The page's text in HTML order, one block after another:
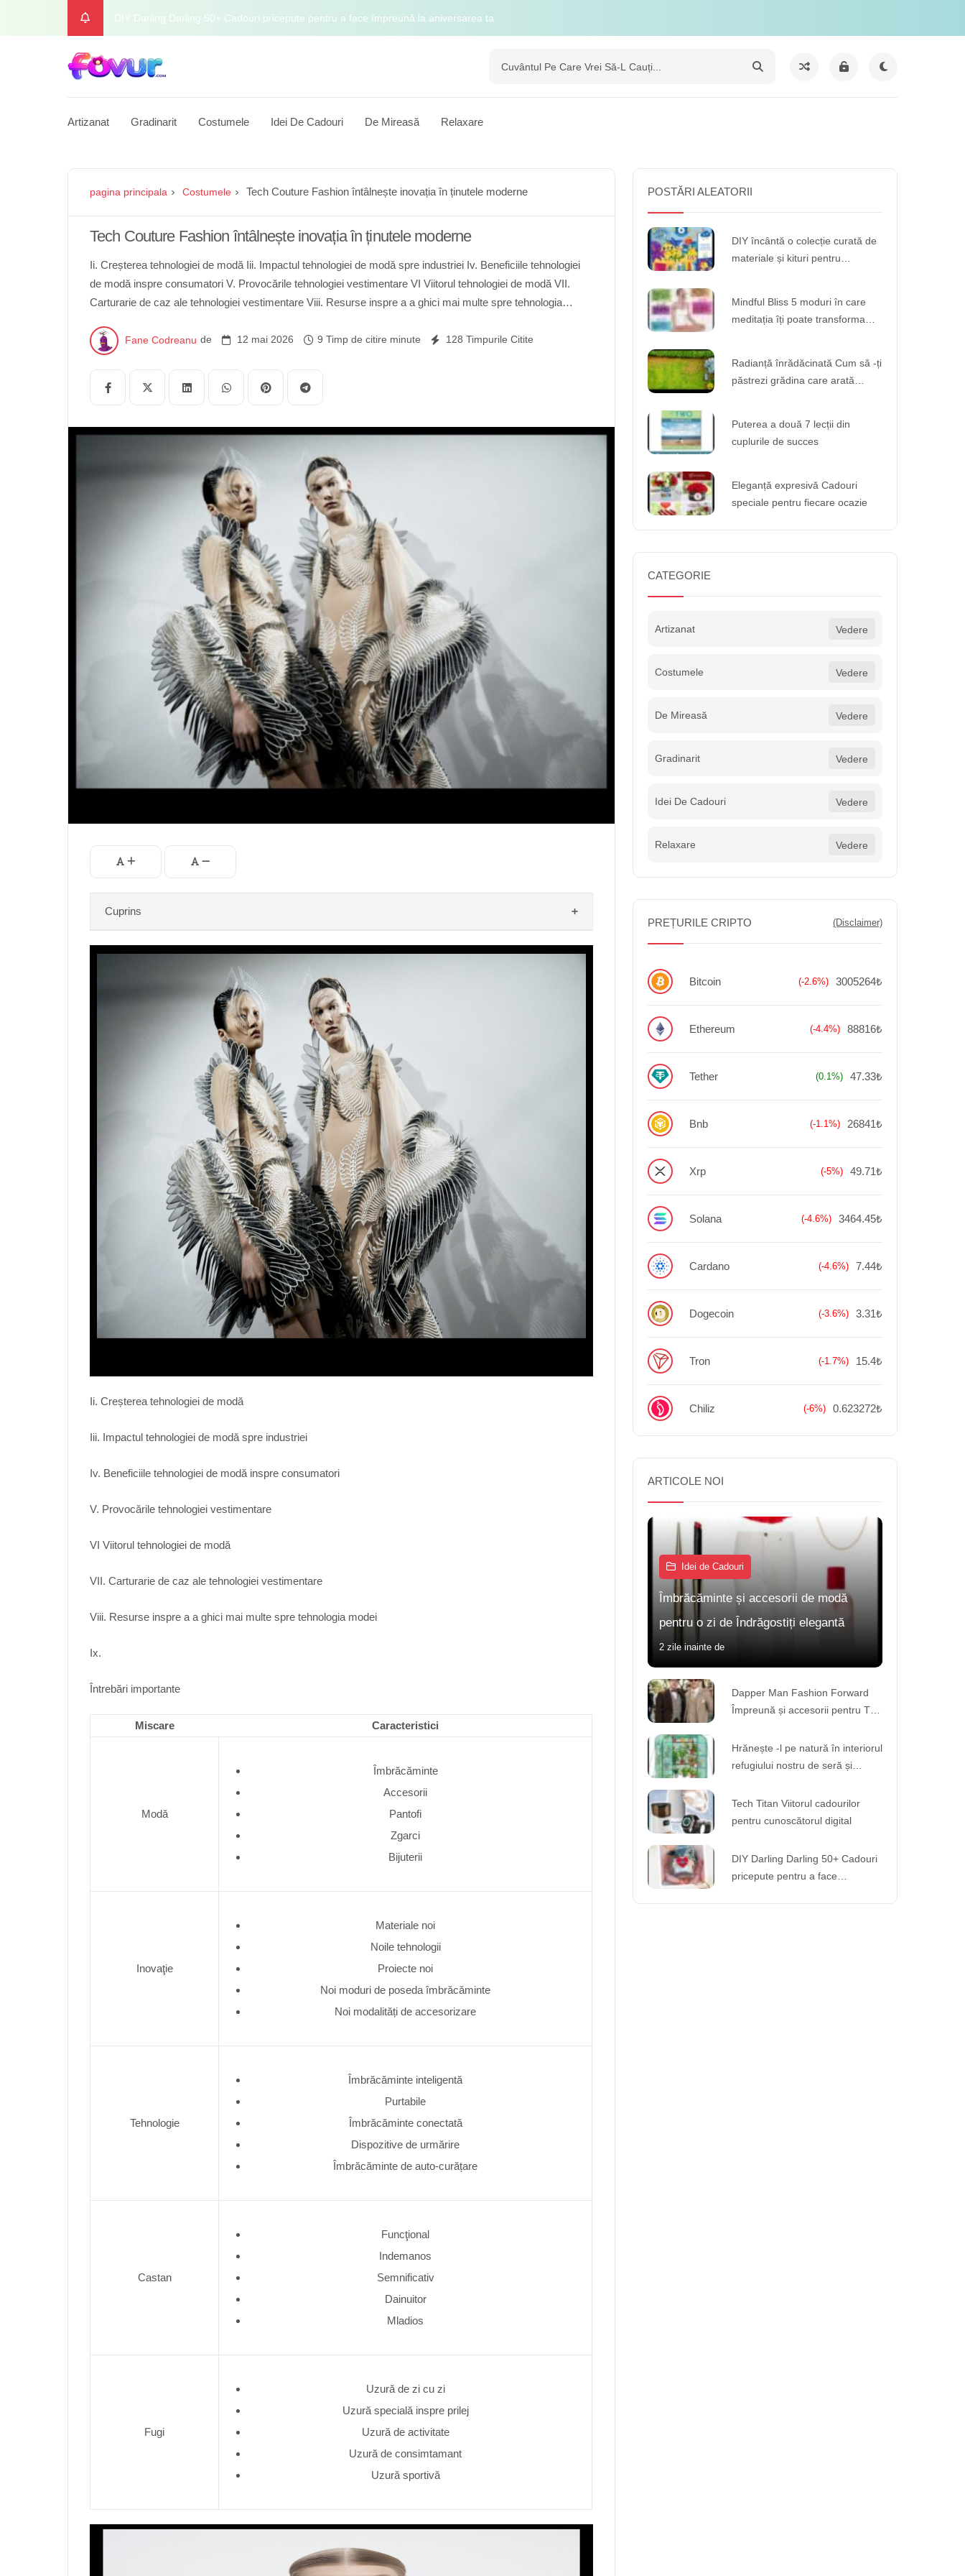
Îmbrăcăminte și accesorii de modă pentru o zi de Îndrăgostiți elegantă
Tech Titan Viitorul cadourilor pentru cunoscătorul digital
Artizanat Gradinarit Costumele Idei De Cadouri De Mireasă Relaxare
pagina principala Costumele Tech Couture Fashion întâlnește inovația în ținutele moderne
Tech Couture Fashion întâlnește inovația în ținutele moderne
Ii. Creșterea tehnologiei de modă Iii. Impactul tehnologiei de modă spre industriei Iv. Beneficiile tehnologiei
de modă inspre consumatori V. Provocările tehnologiei vestimentare VI Viitorul tehnologiei de modă VII.
Carturarie de caz ale tehnologiei vestimentare Viii. Resurse inspre a a ghici mai multe spre tehnologia
Inovaţie Materiale noi Noile tehnologii Proiecte noi Noi moduri de poseda îmbrăcăminte Noi modalități de
accesorizare Tehnologie Îmbrăcăminte inteligentă Purtabile Îmbrăcăminte conectată Dispozitive de urmărire
zi cu zi Uzură specială inspre prilej Uzură de activitate Uzură de consimtamant Uzură sportivă Ii. Creșterea
datorează unui număr de factori, inclusiv popularității din ce în ce mai laudare a tehnologiei purtabile,
cererea din ce în ce mai […]
Fane Codreanu de 12 mai 2026 9 Timp de citire minute 128 Timpurile Citite
Cuprins
Ii. Creșterea tehnologiei de modă
Iii. Impactul tehnologiei de modă spre industriei
Iv. Beneficiile tehnologiei de modă inspre consumatori
V. Provocările tehnologiei vestimentare
VI Viitorul tehnologiei de modă
VII. Carturarie de caz ale tehnologiei vestimentare
Viii. Resurse inspre a a ghici mai multe spre tehnologia modei
Ix.
Întrebări importante
Miscare Caracteristici
Modă
Îmbrăcăminte
Accesorii
Pantofi
Zgarci
Bijuterii
Inovaţie
Materiale noi
Noile tehnologii
Proiecte noi
Noi moduri de poseda îmbrăcăminte
Noi modalități de accesorizare
Tehnologie
Îmbrăcăminte inteligentă
Purtabile
Îmbrăcăminte conectată
Dispozitive de urmărire
Îmbrăcăminte de auto-curățare
Castan
Funcţional
Indemanos
Semnificativ
Dainuitor
Mladios
Fugi
Uzură de zi cu zi
Uzură specială inspre prilej
Uzură de activitate
Uzură de consimtamant
Uzură sportivă
POSTĂRI ALEATORII
DIY încântă o colecție curată de
materiale și kituri pentru
Mindful Bliss 5 moduri în care
meditația îți poate transforma
Radianță înrădăcinată Cum să -ți
păstrezi grădina care arată
Puterea a două 7 lecții din
cuplurile de succes
Eleganță expresivă Cadouri
speciale pentru fiecare ocazie
CATEGORIE
Artizanat Vedere
Costumele Vedere
De Mireasă Vedere
Gradinarit Vedere
Idei De Cadouri Vedere
Relaxare Vedere
PREȚURILE CRIPTO (Disclaimer)
Bitcoin 3005264₺
(-2.6%)
Ethereum 88816₺
(-4.4%)
Tether 47.33₺
(0.1%)
Bnb 26841₺
(-1.1%)
Xrp 49.71₺
(-5%)
Solana 3464.45₺
(-4.6%)
Cardano 7.44₺
(-4.6%)
Dogecoin 3.31₺
(-3.6%)
Tron 15.4₺
(-1.7%)
Chiliz 0.623272₺
(-6%)
ARTICOLE NOI
Idei de Cadouri
Îmbrăcăminte și accesorii de modă
pentru o zi de Îndrăgostiți elegantă
2 zile inainte de
Dapper Man Fashion Forward
Împreună și accesorii pentru The
Hrănește -l pe natură în interiorul
refugiului nostru de seră și
Tech Titan Viitorul cadourilor
pentru cunoscătorul digital
DIY Darling Darling 50+ Cadouri
pricepute pentru a face